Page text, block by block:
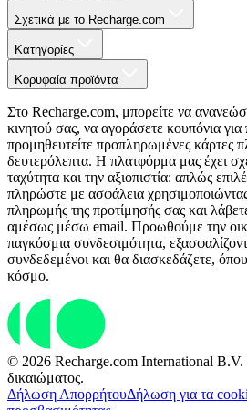
Σχετικά με το Recharge.com
Κατηγορίες
Κορυφαία προϊόντα
Στο Recharge.com, μπορείτε να
κινητού σας, να αγοράσετε κουπόνια για
προμηθευτείτε προπληρωμένες κάρτες
δευτερόλεπτα. Η πλατφόρμα μας έχει
ταχύτητα και την αξιοπιστία: απλώς
πληρώστε με ασφάλεια
πληρωμής της προτίμησής σας και
αμέσως μέσω email. Προωθούμε την
παγκόσμια συνδεσιμότητα,
συνδεδεμένοι και θα διασκεδάζετε,
κόσμο.
© 2026 Recharge.com International B.V.
δικαιώματος.
Δήλωση ΑπορρήτουΔήλωση για τα